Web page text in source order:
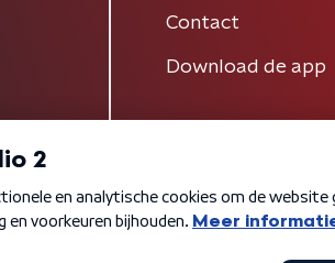
Contact
Download de app